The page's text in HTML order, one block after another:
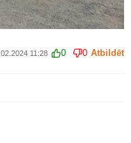
11:28 0 0 Atbildēt